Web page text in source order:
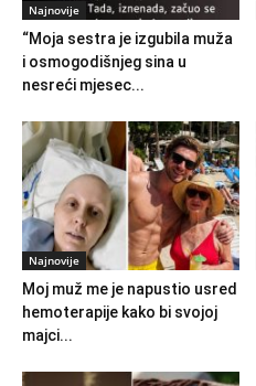
Najnovije
“Moja sestra je izgubila muža
i osmogodišnjeg sina u
nesreći mjesec...
Najnovije
Moj muž me je napustio usred
hemoterapije kako bi svojoj
majci...